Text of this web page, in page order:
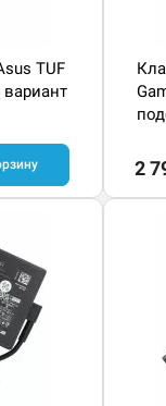
TUF
вариант
2